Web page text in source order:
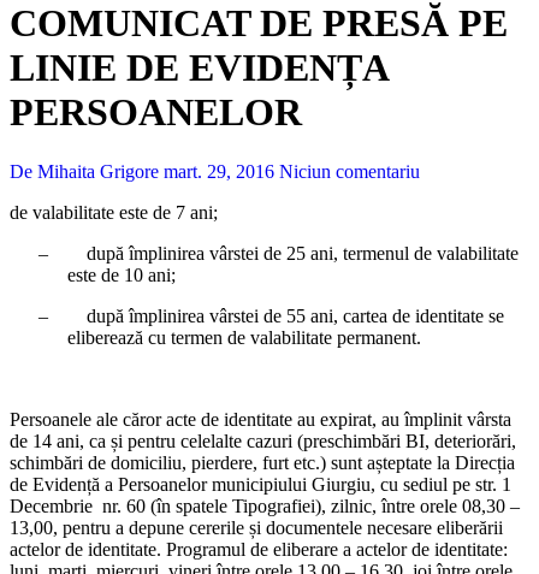
COMUNICAT DE PRESĂ PE
LINIE DE EVIDENȚA
PERSOANELOR
De Mihaita Grigore mart. 29, 2016 Niciun comentariu
de valabilitate este de 7 ani;
– după împlinirea vârstei de 25 ani, termenul de valabilitate
este de 10 ani;
– după împlinirea vârstei de 55 ani, cartea de identitate se
eliberează cu termen de valabilitate permanent.
Persoanele ale căror acte de identitate au expirat, au împlinit vârsta
de 14 ani, ca și pentru celelalte cazuri (preschimbări BI, deteriorări,
schimbări de domiciliu, pierdere, furt etc.) sunt așteptate la Direcția
de Evidență a Persoanelor municipiului Giurgiu, cu sediul pe str. 1
Decembrie nr. 60 (în spatele Tipografiei), zilnic, între orele 08,30 –
13,00, pentru a depune cererile și documentele necesare eliberării
actelor de identitate. Programul de eliberare a actelor de identitate: